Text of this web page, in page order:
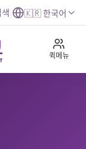
🇰🇷 한국어
퀵메뉴